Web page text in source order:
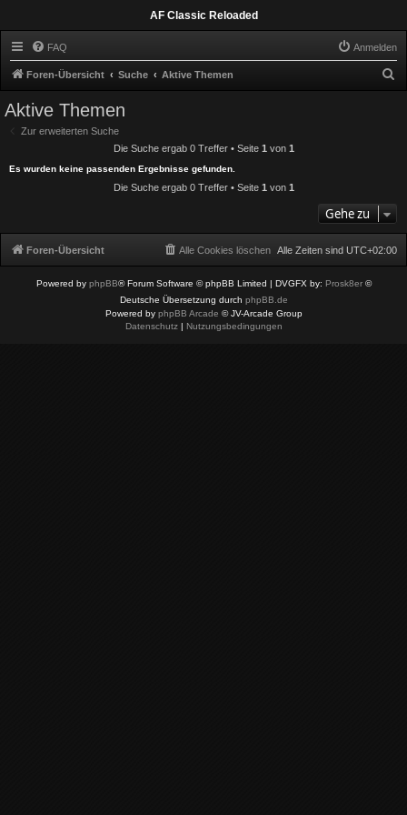
AF Classic Reloaded
FAQ Anmelden
Foren-Übersicht Suche Aktive Themen
Aktive Themen
Zur erweiterten Suche
Die Suche ergab 0 Treffer • Seite 1 von 1
Es wurden keine passenden Ergebnisse gefunden.
Die Suche ergab 0 Treffer • Seite 1 von 1
Gehe zu
Foren-Übersicht Alle Zeiten sind UTC+02:00
Alle Cookies löschen
Powered by phpBB® Forum Software © phpBB Limited | DVGFX by: Prosk8er©
Deutsche Übersetzung durch phpBB.de
Powered by phpBB Arcade © JV-Arcade Group
Datenschutz| Nutzungsbedingungen